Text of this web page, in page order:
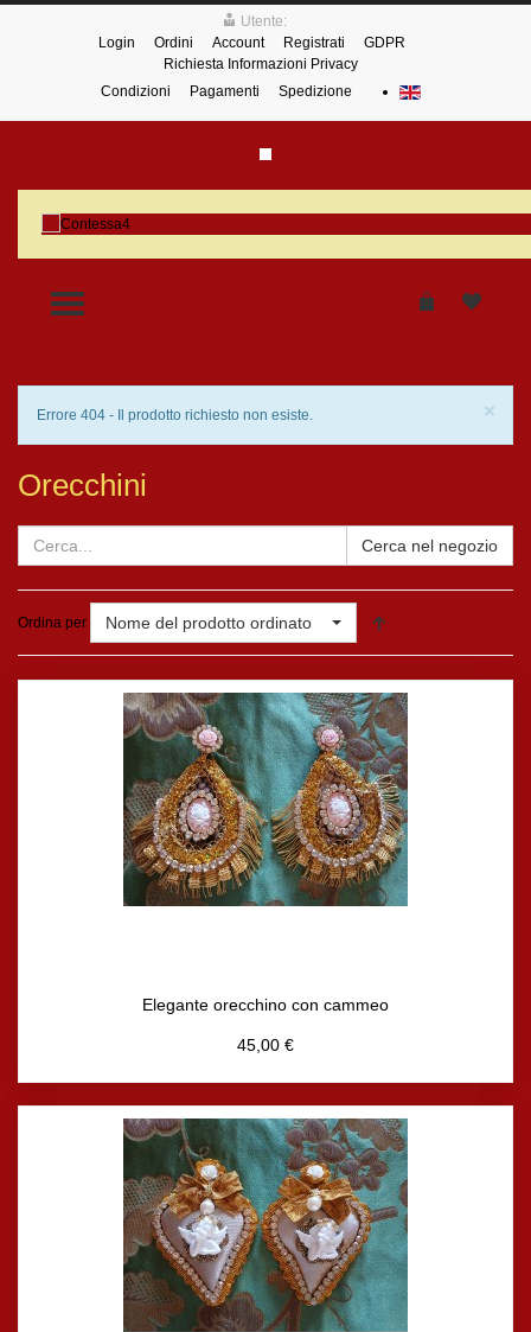
Utente:
Login
Ordini Account Registrati
GDPR
Richiesta Informazioni Privacy
Condizioni
Pagamenti Spedizione
TOGGLE MENU
×
Avviso
Errore 404 - Il prodotto richiesto non esiste.
Orecchini
Cerca nel negozio
Ordina per Nome del prodotto ordinato
Elegante orecchino con cammeo
45,00 €